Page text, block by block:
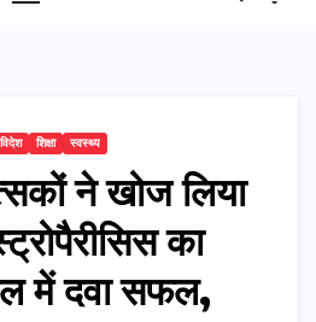
शिक्षा स्वस्थ्य
ने खोज लिया
का
में दवा सफल,